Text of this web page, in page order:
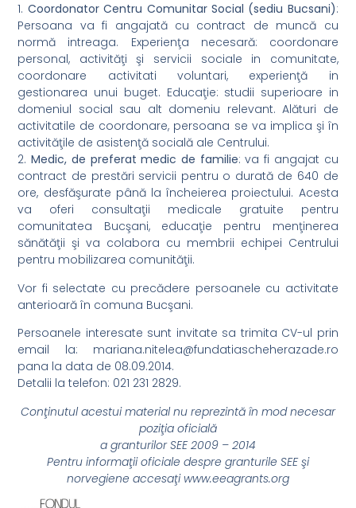
1. Coordonator Centru Comunitar Social (sediu Bucsani):
Persoana va fi angajată cu contract de muncă cu
normă intreaga. Experienţa necesară: coordonare
personal, activităţi şi servicii sociale in comunitate,
coordonare activitati voluntari, experienţă in
gestionarea unui buget. Educaţie: studii superioare in
domeniul social sau alt domeniu relevant. Alături de
activitatile de coordonare, persoana se va implica şi în
activităţile de asistenţă socială ale Centrului.
2.Medic, de preferat medic de familie: va fi angajat cu
contract de prestări servicii pentru o durată de 640 de
ore, desfăşurate până la încheierea proiectului. Acesta
va oferi consultaţii medicale gratuite pentru
comunitatea Bucşani, educaţie pentru menţinerea
sănătăţii şi va colabora cu membrii echipei Centrului
pentru mobilizarea comunităţii.
Vor fi selectate cu precădere persoanele cu activitate
anterioară în comuna Bucşani.
Persoanele interesate sunt invitate sa trimita CV-ul prin
email la: mariana.nitelea@fundatiascheherazade.ro
pana la data de 08.09.2014.
Detalii la telefon: 021 231 2829.
Conţinutul acestui material nu reprezintă în mod necesar
poziţia oficială
a granturilor SEE 2009 – 2014
Pentru informaţii oficiale despre granturile SEE şi
norvegiene accesaţi www.eeagrants.org